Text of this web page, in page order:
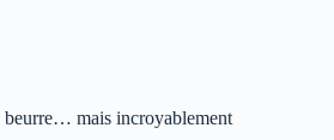
beurre… mais incroyablement